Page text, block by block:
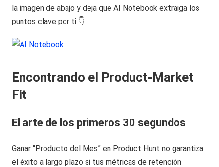
la imagen de abajo y deja que AI Notebook extraiga los
puntos clave por ti 👇
Encontrando el Product-Market
Fit
El arte de los primeros 30 segundos
Ganar “Producto del Mes” en Product Hunt no garantiza
el éxito a largo plazo si tus métricas de retención